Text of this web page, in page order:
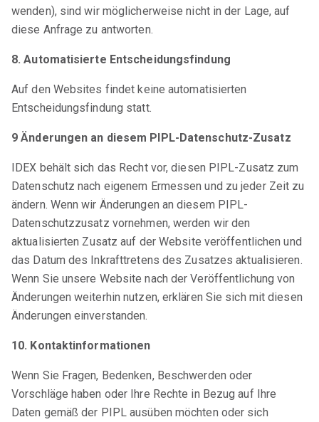
wenden), sind wir möglicherweise nicht in der Lage, auf
diese Anfrage zu antworten.
8. Automatisierte Entscheidungsfindung
Auf den Websites findet keine automatisierten
Entscheidungsfindung statt.
9 Änderungen an diesem PIPL-Datenschutz-Zusatz
IDEX behält sich das Recht vor, diesen PIPL-Zusatz zum
Datenschutz nach eigenem Ermessen und zu jeder Zeit zu
ändern. Wenn wir Änderungen an diesem PIPL-
Datenschutzzusatz vornehmen, werden wir den
aktualisierten Zusatz auf der Website veröffentlichen und
das Datum des Inkrafttretens des Zusatzes aktualisieren.
Wenn Sie unsere Website nach der Veröffentlichung von
Änderungen weiterhin nutzen, erklären Sie sich mit diesen
Änderungen einverstanden.
10. Kontaktinformationen
Wenn Sie Fragen, Bedenken, Beschwerden oder
Vorschläge haben oder Ihre Rechte in Bezug auf Ihre
Daten gemäß der PIPL ausüben möchten oder sich